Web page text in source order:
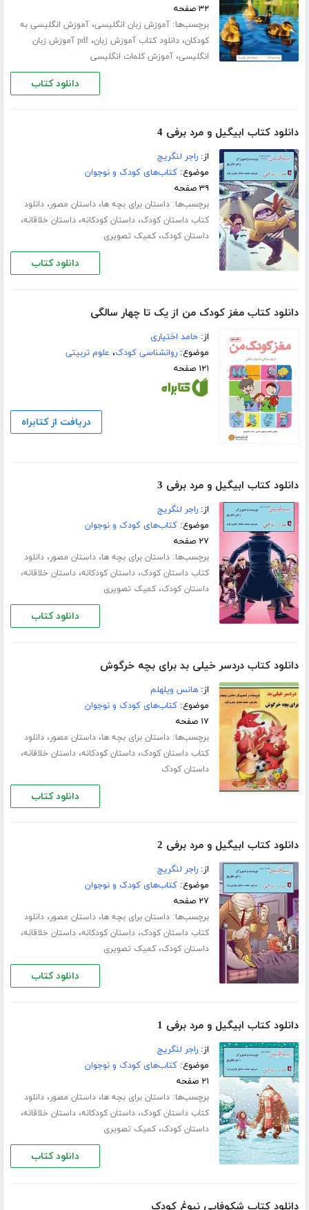
۳۲ صفحه
برچسب‌ها:آموزش زبان انگلیسی،آموزش انگلیسی به
کودکان،دانلود کتاب آموزش زبان،
pdf آموزش زبان
انگلیسی،آموزش کلمات انگلیسی
دانلود کتاب
دانلود کتاب ابیگیل و مرد برفی 4
از:راجر لنگریج
موضوع:کتاب‌های کودک و نوجوان
۳۹ صفحه
برچسب‌ها:داستان برای بچه ها،داستان مصور،دانلود
کتاب داستان کودک،داستان کودکانه،داستان خلاقانه،
داستان کودک،کمیک تصویری
دانلود کتاب
دانلود کتاب مغز کودک من از یک تا چهار سالگی
از:حامد اختیاری
موضوع:روانشناسی کودک، علوم تربیتی
۱۲۱ صفحه
دریافت از کتابراه
دانلود کتاب ابیگیل و مرد برفی 3
از:راجر لنگریج
موضوع:کتاب‌های کودک و نوجوان
۲۷ صفحه
برچسب‌ها:داستان برای بچه ها،داستان مصور،دانلود
کتاب داستان کودک،داستان کودکانه،داستان خلاقانه،
داستان کودک،کمیک تصویری
دانلود کتاب
دانلود کتاب دردسر خیلی بد برای بچه خرگوش
از:هانس ویلهلم
موضوع:کتاب‌های کودک و نوجوان
۱۷ صفحه
برچسب‌ها:داستان برای بچه ها،داستان مصور،دانلود
کتاب داستان کودک،داستان کودکانه،داستان خلاقانه،
داستان کودک
دانلود کتاب
دانلود کتاب ابیگیل و مرد برفی 2
از:راجر لنگریج
موضوع:کتاب‌های کودک و نوجوان
۲۷ صفحه
برچسب‌ها:داستان برای بچه ها،داستان مصور،دانلود
کتاب داستان کودک،داستان کودکانه،داستان خلاقانه،
داستان کودک،کمیک تصویری
دانلود کتاب
دانلود کتاب ابیگیل و مرد برفی 1
از:راجر لنگریج
موضوع:کتاب‌های کودک و نوجوان
۲۱ صفحه
برچسب‌ها:داستان برای بچه ها،داستان مصور،دانلود
کتاب داستان کودک،داستان کودکانه،داستان خلاقانه،
داستان کودک،کمیک تصویری
دانلود کتاب
دانلود کتاب شکوفایی نبوغ کودک